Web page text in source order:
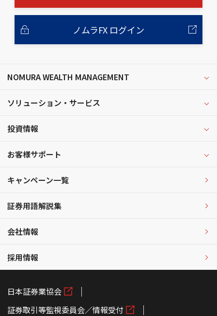
ノムラFX ログイン
NOMURA WEALTH MANAGEMENT
ソリューション・サービス
投資情報
お客様サポート
キャンペーン一覧
証券用語解説集
会社情報
採用情報
日本証券業協会
証券取引等監視委員会／情報受付